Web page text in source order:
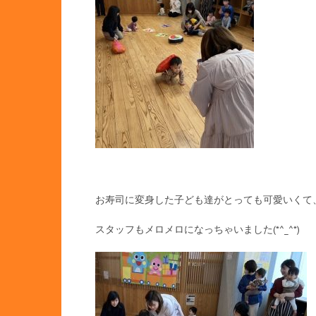
お寿司に変身した子ども達がとっても可愛いくて
スタッフもメロメロになっちゃいました(*^_^*)